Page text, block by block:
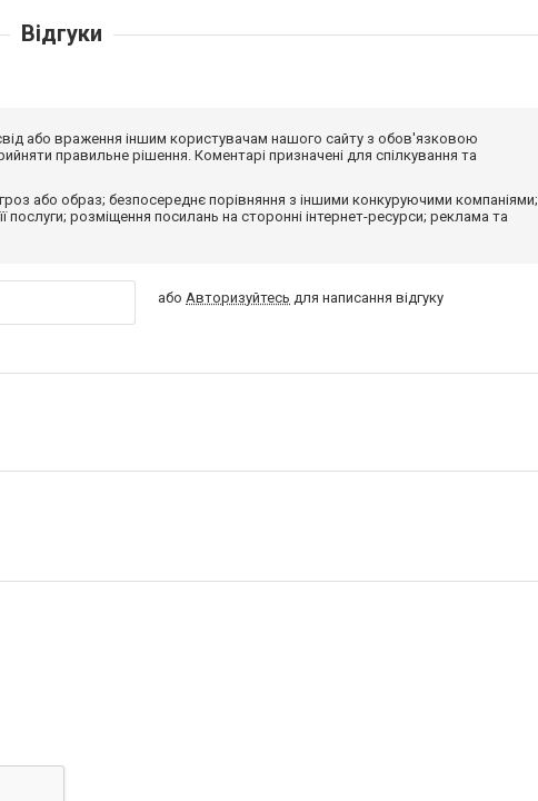
Відгуки
або враження іншим користувачам нашого сайту з обов'язковою
правильне рішення. Коментарі призначені для спілкування та
або образ; безпосереднє порівняння з іншими конкуруючими компаніями;
послуги; розміщення посилань на сторонні інтернет-ресурси; реклама та
абоАвторизуйтесь для написання відгуку